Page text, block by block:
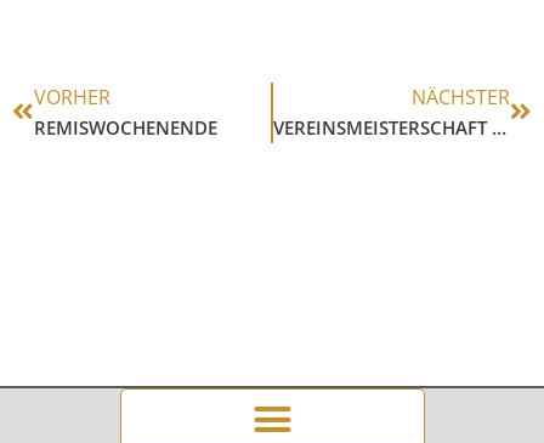
VORHER
REMISWOCHENENDE
NÄCHSTER
VEREINSMEISTERSCHAFT A – GRUPPE